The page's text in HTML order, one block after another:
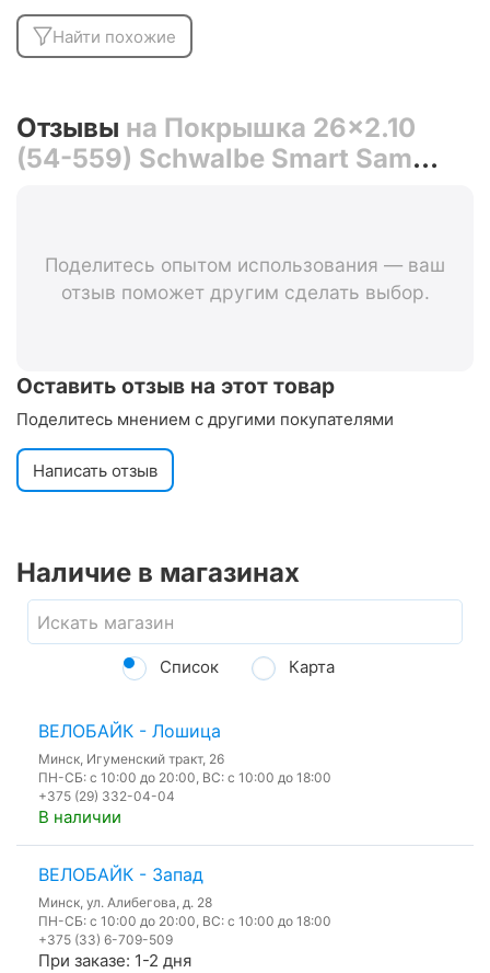
Найти похожие
Отзывы на Покрышка 26x2.10
(54-559) Schwalbe Smart Sam
Поделитесь опытом использования — ваш
отзыв поможет другим сделать выбор.
Оставить отзыв на этот товар
Поделитесь мнением с другими покупателями
Написать отзыв
Наличие в магазинах
Список Карта
ВЕЛОБАЙК - Лошица
Минск, Игуменский тракт, 26
ПН-СБ: с 10:00 до 20:00, ВС: с 10:00 до 18:00
+375 (29) 332-04-04
В наличии
ВЕЛОБАЙК - Запад
Минск, ул. Алибегова, д. 28
ПН-СБ: с 10:00 до 20:00, ВС: с 10:00 до 18:00
+375 (33) 6-709-509
При заказе: 1-2 дня